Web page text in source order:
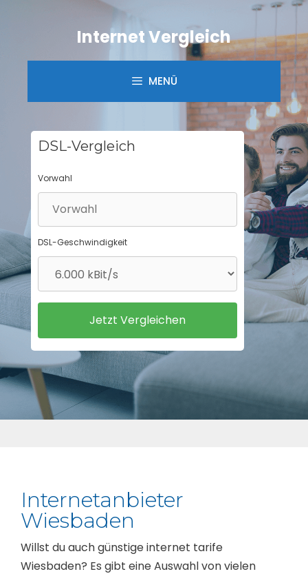
Internet Vergleich
MENÜ
DSL-Vergleich
Vorwahl
DSL-Geschwindigkeit
Internetanbieter
Wiesbaden
Willst du auch günstige internet tarife
Wiesbaden? Es gibt eine Auswahl von vielen